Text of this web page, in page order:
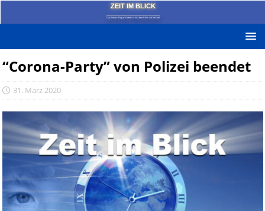
ZEIT IM BLICK
Das News-Blog mit dem kritischen Blick auf die Zeit!
“Corona-Party” von Polizei beendet
31. März 2020